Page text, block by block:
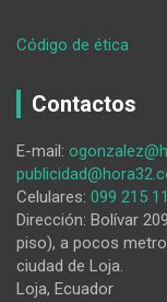
Código de ética
una
de
Contactos
E-mail:
Celulares: 099 215
Dirección: Bolívar
piso), a pocos
ciudad de Loja.
Loja, Ecuador